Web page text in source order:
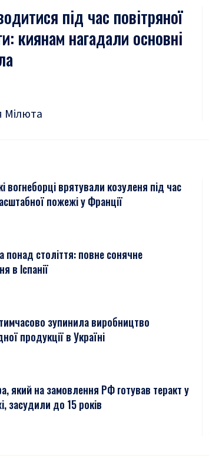
під час повітряної
киянам нагадали основні
Мілюта
вогнеборці врятували козуленя під час
пожежі у Франції
понад століття: повне сонячне
в Іспанії
зупинила виробництво
продукції в Україні
який на замовлення РФ готував теракт у
засудили до 15 років